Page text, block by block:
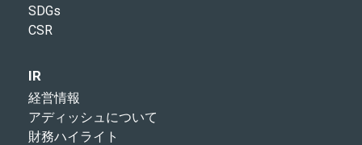
SDGs
CSR
IR
経営情報
アディッシュについて
財務ハイライト